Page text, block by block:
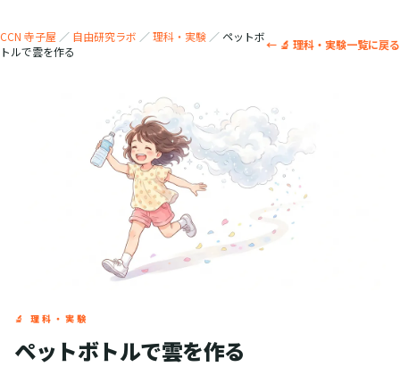
CCN 寺子屋 ／ 自由研究ラボ ／理科・実験 ／ ペットボ
トルで雲を作る
← 🔬 理科・実験一覧に戻る
🔬 理科・実験
ペットボトルで雲を作る